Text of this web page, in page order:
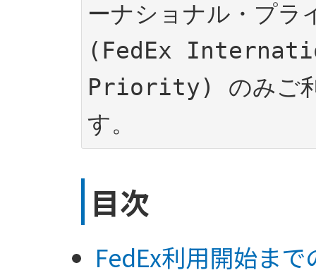
ーナショナル・プラ
(FedEx
Priority) のみご利
す。
目次
FedEx利用開始まで